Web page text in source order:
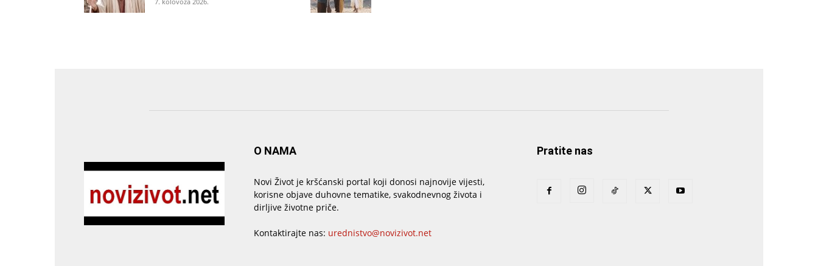
O NAMA
Novi Život je kršćanski portal koji donosi najnovije vijesti,
korisne objave duhovne tematike, svakodnevnog života i
dirljive životne priče.
Kontaktirajte nas: urednistvo@novizivot.net
Pratite nas